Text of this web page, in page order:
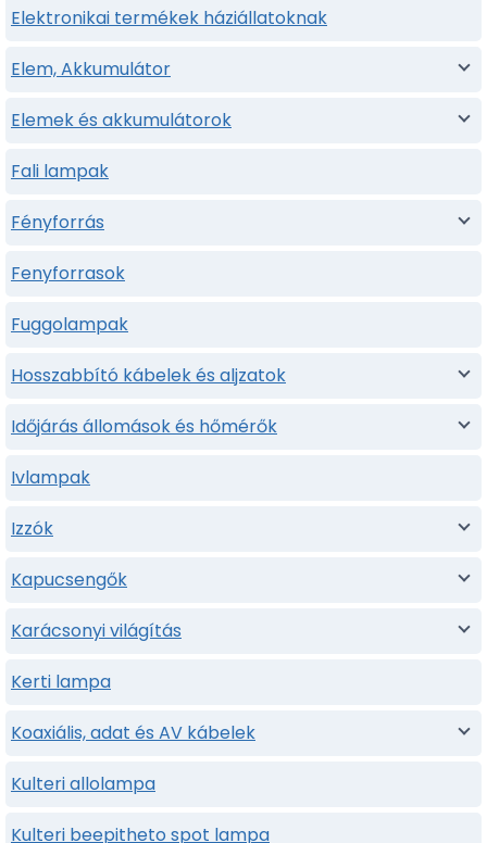
Elektronikai termékek háziállatoknak
Elem, Akkumulátor
Elemek és akkumulátorok
Fali lampak
Fényforrás
Fenyforrasok
Fuggolampak
Hosszabbító kábelek és aljzatok
Időjárás állomások és hőmérők
Ivlampak
Izzók
Kapucsengők
Karácsonyi világítás
Kerti lampa
Koaxiális, adat és AV kábelek
Kulteri allolampa
Kulteri beepitheto spot lampa